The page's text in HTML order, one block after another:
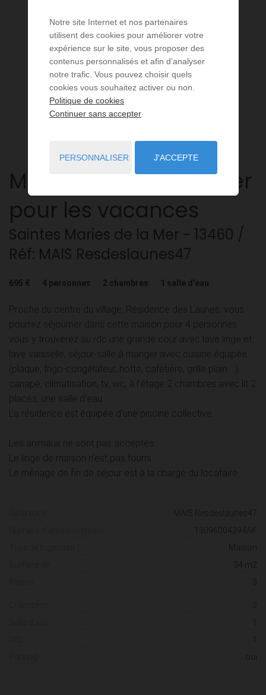
Maison 3 piècesà louer
pour les vacances
Saintes Maries de la Mer - 13460 /
Réf: MAIS Resdeslaunes47
695 € 4 personnes 2 chambres 1 salle d'eau
Proche du centre du village, Résidence des Launes, vous
pourrez séjourner dans cette maison pour 4 personnes.
vous y trouverez au rdc une grande cour avec lave linge et
lave vaisselle, séjour-salle à manger avec cuisine équipée
(plaque, frigo-congélateur, hotte, cafetière, grille plain ...)
canapé, climatisation, tv, wc, à l'étage 2 chambres avec lit 2
places, une salle d'eau.
La résidence est équipée d'une piscine collective.
Les animaux ne sont pas acceptés.
Le linge de maison n'est pas fourni.
Le ménage de fin de séjour est à la charge du locataire.
MAIS Resdeslaunes47
13096004394AK
34 m2
3
Notre site Internet et nos partenaires
utilisent des cookies pour améliorer votre
expérience sur le site, vous proposer des
contenus personnalisés et afin d’analyser
notre trafic. Vous pouvez choisir quels
cookies vous souhaitez activer ou non.
Politique de cookies
Continuer sans accepter
PERSONNALISER J'ACCEPTE